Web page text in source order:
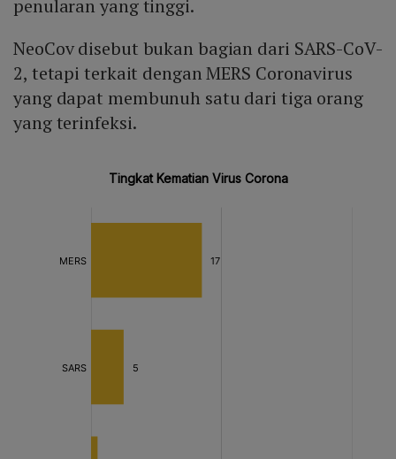
penularan yang tinggi.
NeoCov disebut bukan bagian dari SARS-CoV-
2, tetapi terkait dengan MERS Coronavirus
yang dapat membunuh satu dari tiga orang
yang terinfeksi.